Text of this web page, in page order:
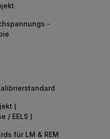
-
(
/ EELS )
für LM & REM